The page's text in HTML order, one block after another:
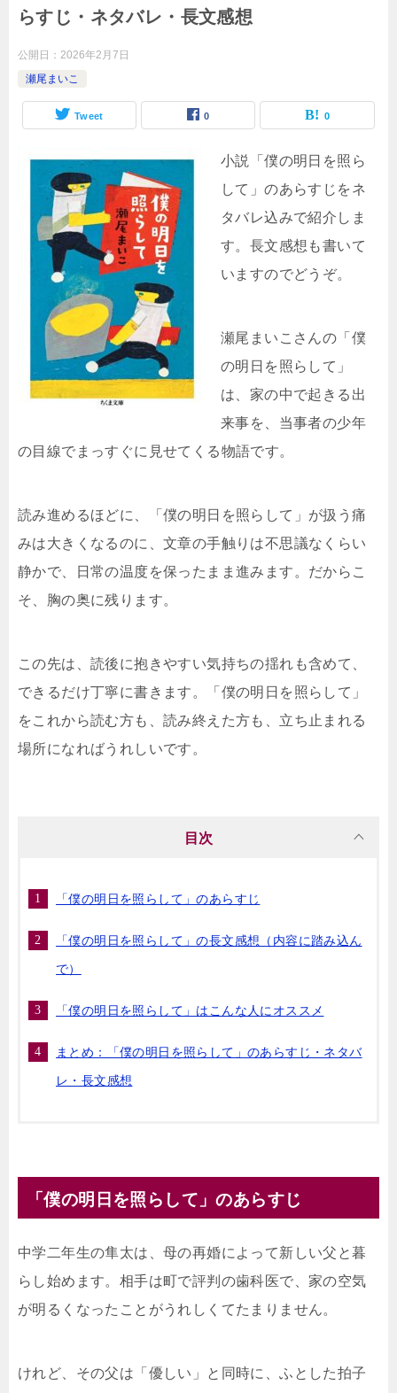
らすじ・ネタバレ・長文感想
公開日： 2026年2月7日
瀬尾まいこ
Tweet 0 0
小説「僕の明日を照ら
して」のあらすじをネ
タバレ込みで紹介しま
す。長文感想も書いて
いますのでどうぞ。
瀬尾まいこさんの「僕
の明日を照らして」
は、家の中で起きる出
来事を、当事者の少年
の目線でまっすぐに見せてくる物語です。
読み進めるほどに、「僕の明日を照らして」が扱う痛
みは大きくなるのに、文章の手触りは不思議なくらい
静かで、日常の温度を保ったまま進みます。だからこ
そ、胸の奥に残ります。
この先は、読後に抱きやすい気持ちの揺れも含めて、
できるだけ丁寧に書きます。「僕の明日を照らして」
をこれから読む方も、読み終えた方も、立ち止まれる
場所になればうれしいです。
目次
「僕の明日を照らして」のあらすじ
「僕の明日を照らして」の長文感想（内容に踏み込ん
で）
「僕の明日を照らして」はこんな人にオススメ
まとめ：「僕の明日を照らして」のあらすじ・ネタバ
レ・長文感想
「僕の明日を照らして」のあらすじ
中学二年生の隼太は、母の再婚によって新しい父と暮
らし始めます。相手は町で評判の歯科医で、家の空気
が明るくなったことがうれしくてたまりません。
けれど、その父は「優しい」と同時に、ふとした拍子